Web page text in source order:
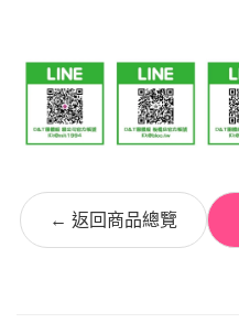
← 返回商品總覽